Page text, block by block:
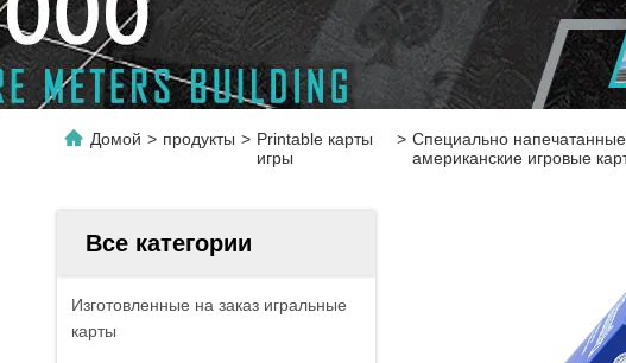
Домой > продукты > Printable карты
игры
> Специально
американские игровые
Все категории
Изготовленные на заказ игральные
карты